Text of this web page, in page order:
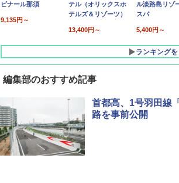
ピナール那須
9,135円～
テル（オリックスホ
テルズ＆リゾーツ）
13,400円～
ル淡路島リゾ
スパ
5,400円～
ランキング
編集部のおすすめ記事
首都高、1号羽田線
路を事前公開